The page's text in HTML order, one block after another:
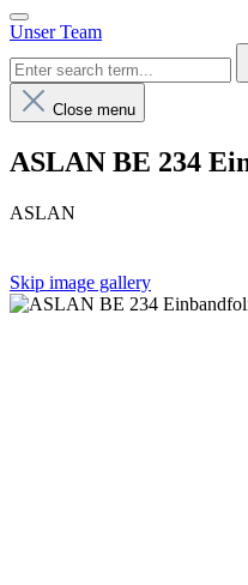
Unser Team
Close menu
ASLAN BE 234
ASLAN
Skip image gallery